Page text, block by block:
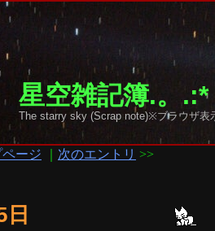
星空雑記簿.。
The starry sky (Scrap note)※ブラウザ
ページ 次のエントリ >>